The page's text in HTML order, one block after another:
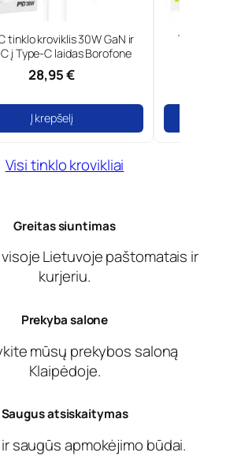
ir
Tinklo kroviklis 18W greita įkrova
Foneng
Visi tinklo krovikliai
Greitas siuntimas
Lietuvoje paštomatais ir
kurjeriu.
Prekyba salone
mūsų prekybos saloną
Klaipėdoje.
Saugus atsiskaitymas
saugūs apmokėjimo būdai.